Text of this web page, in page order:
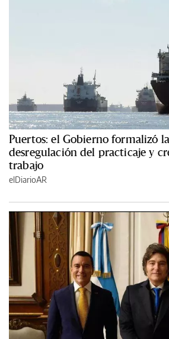
Puertos: el Gobierno formalizó
desregulación del practicaje y
trabajo
elDiarioAR